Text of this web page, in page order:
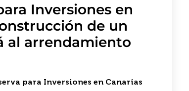
Inversiones en
de un
al arrendamiento
para Inversiones en Canarias